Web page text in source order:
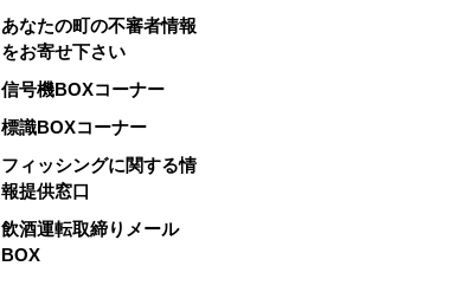
あなたの町の不審者情報
をお寄せ下さい
信号機BOXコーナー
標識BOXコーナー
フィッシングに関する情
報提供窓口
飲酒運転取締りメール
BOX